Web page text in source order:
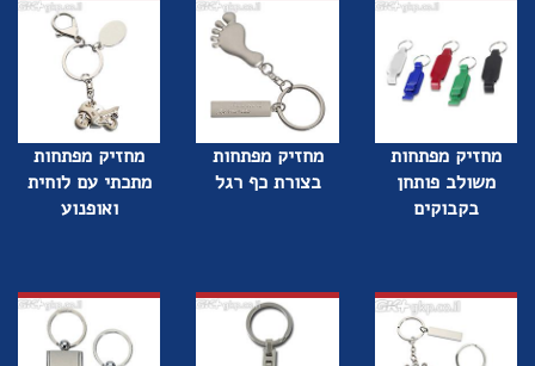
מחזיק מפתחות
משולב פותחן
בקבוקים
מחזיק מפתחות
בצורת כף רגל
מחזיק מפתחות
מתכתי עם לוחית
ואופנוע